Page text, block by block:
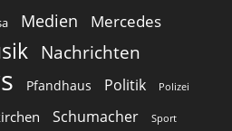
Medien Mercedes
Nachrichten
Pfandhaus Politik Polizei
Schumacher Sport